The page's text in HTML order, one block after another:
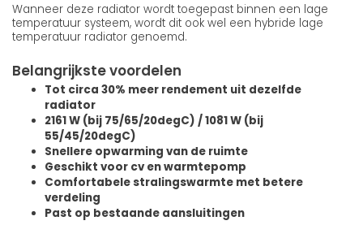
Wanneer deze radiator wordt toegepast binnen een lage
temperatuur systeem, wordt dit ook wel een hybride lage
temperatuur radiator genoemd.
Belangrijkste voordelen
Tot circa 30% meer rendement uit dezelfde
radiator
2161 W (bij 75/65/20degC) / 1081 W (bij
55/45/20degC)
Snellere opwarming van de ruimte
Geschikt voor cv en warmtepomp
Comfortabele stralingswarmte met betere
verdeling
Past op bestaande aansluitingen